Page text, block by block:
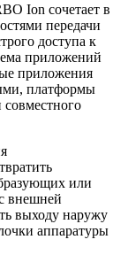
Ion сочетает в
передачи
доступа к
приложений
приложения
платформы
или
внешней
выходу наружу
аппаратуры